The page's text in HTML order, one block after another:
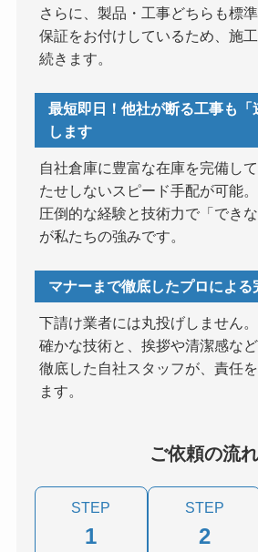
さらに、製品・工事どちらも標
保証をお付けしているため、施
続きます。
最短即日！他社が断る工事も「
します
自社倉庫に豊富な在庫を完備し
たせしないスピード手配が可能。
圧倒的な経験と技術力で「できな
が私たちの強みです。
マナーまで徹底したプロによる
下請け業者には丸投げしません。
確かな技術と、挨拶や清潔感な
徹底した自社スタッフが、責任
ます。
ご依頼の流れ
STEP
1
STEP
2